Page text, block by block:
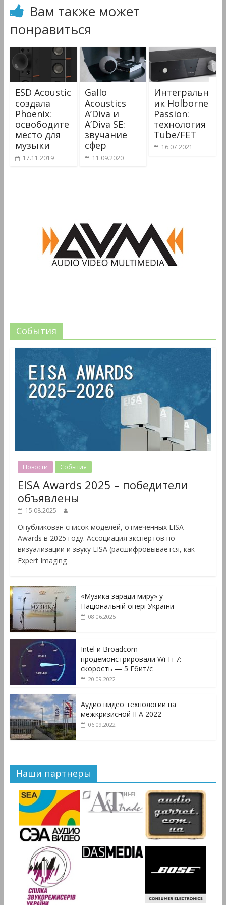
Вам также может
понравиться
ESD Acoustiс
создала
Phoenix:
освободите
место для
музыки
17.11.2019
Gallo
Acoustics
A’Diva и
A’Diva SE:
звучание
сфер
11.09.2020
Интегральн
ик Holborne
Passion:
технология
Tube/FET
16.07.2021
События
Новости События
EISA Awards 2025 – победители
объявлены
15.08.2025
Опубликован список моделей, отмеченных EISA
Awards в 2025 году. Ассоциация экспертов по
визуализации и звуку EISA (расшифровывается, как
Expert Imaging
«Музика заради миру» у
Національній опері України
08.06.2025
Intel и Broadcom
продемонстрировали Wi-Fi 7:
скорость — 5 Гбит/с
20.09.2022
Аудио видео технологии на
межкризисной IFA 2022
06.09.2022
Наши партнеры